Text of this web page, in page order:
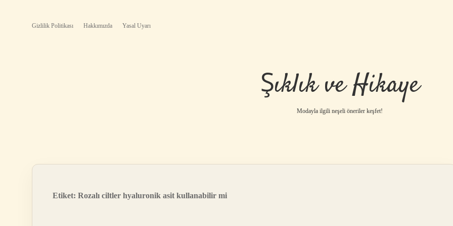
Gizlilik Politikası Hakkımızda Yasal Uyarı
Şıklık ve Hikaye
Modayla ilgili neşeli öneriler keşfet!
Etiket: Rozalı ciltler hyaluronik asit kullanabilir mi